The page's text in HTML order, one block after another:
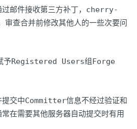
邮件接收第三方补丁， cherry-
审查合并前修改其他人的一些次要问
予Registered Users组 Forge
提交中Committer信息不经过验证和
在需要其他服务器自动提交时有用